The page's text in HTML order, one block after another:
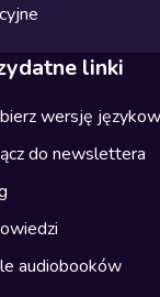
linki
wersję
do newslettera
audiobooków